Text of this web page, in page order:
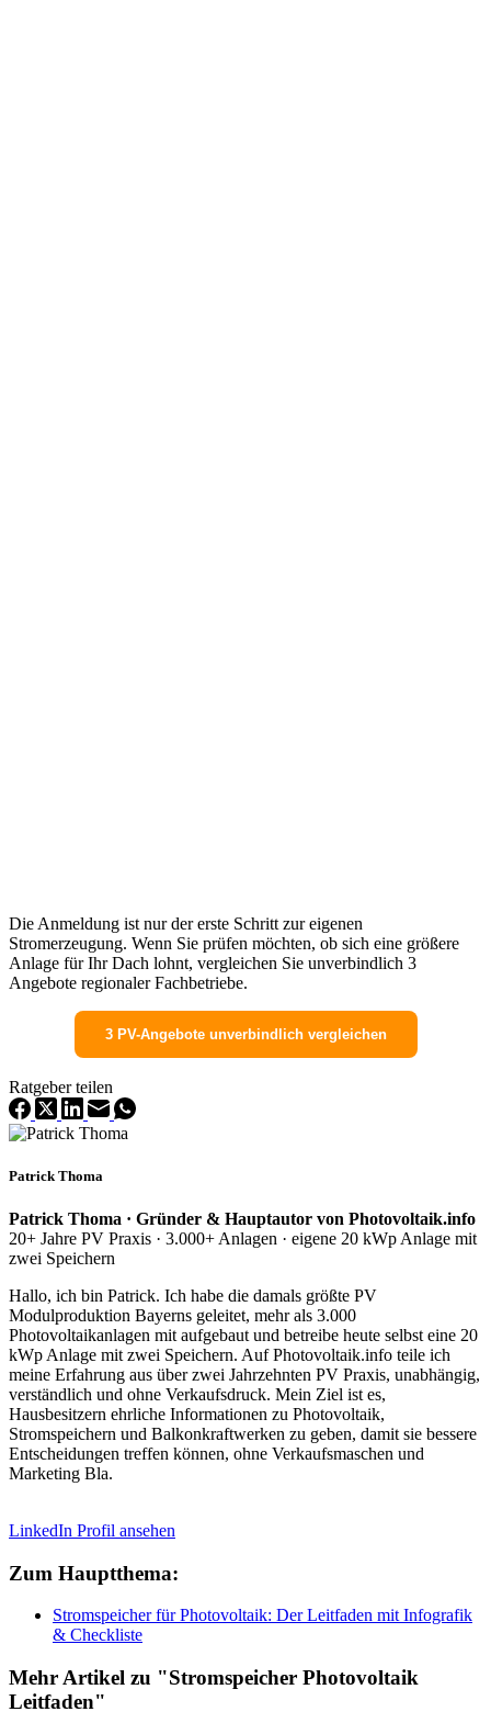
Die Anmeldung ist nur der erste Schritt zur eigenen
Stromerzeugung. Wenn Sie prüfen möchten, ob sich eine größere
Anlage für Ihr Dach lohnt, vergleichen Sie unverbindlich 3
Angebote regionaler Fachbetriebe.
3 PV-Angebote unverbindlich vergleichen
Ratgeber teilen
Patrick Thoma
Patrick Thoma · Gründer & Hauptautor von Photovoltaik.info
20+ Jahre PV Praxis · 3.000+ Anlagen · eigene 20 kWp Anlage mit
zwei Speichern
Hallo, ich bin Patrick. Ich habe die damals größte PV
Modulproduktion Bayerns geleitet, mehr als 3.000
Photovoltaikanlagen mit aufgebaut und betreibe heute selbst eine 20
kWp Anlage mit zwei Speichern. Auf Photovoltaik.info teile ich
meine Erfahrung aus über zwei Jahrzehnten PV Praxis, unabhängig,
verständlich und ohne Verkaufsdruck. Mein Ziel ist es,
Hausbesitzern ehrliche Informationen zu Photovoltaik,
Stromspeichern und Balkonkraftwerken zu geben, damit sie bessere
Entscheidungen treffen können, ohne Verkaufsmaschen und
Marketing Bla.
LinkedIn Profil ansehen
Zum Hauptthema:
Stromspeicher für Photovoltaik: Der Leitfaden mit Infografik
& Checkliste
Mehr Artikel zu "Stromspeicher Photovoltaik
Leitfaden"